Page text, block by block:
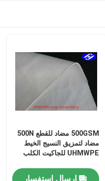
500GSM مضاد للقطع 500N
مضاد لتمزيق النسيج الخيط
UHMWPE للجاكيت الكلب
إرسال استفسار